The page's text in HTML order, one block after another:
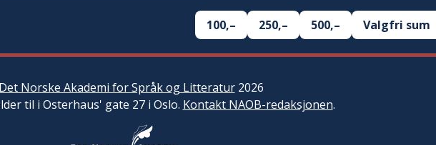
100,– 250,– 500,– Valgfri sum
Det Norske Akademi for Språk og Litteratur2026
til i Osterhaus' gate 27 i Oslo. Kontakt NAOB-redaksjonen.